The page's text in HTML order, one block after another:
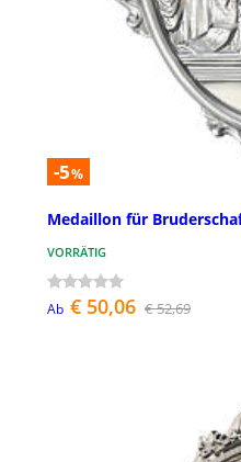
-5%
Medaillon für
VORRÄTIG
Ab € 50,06 € 52,69